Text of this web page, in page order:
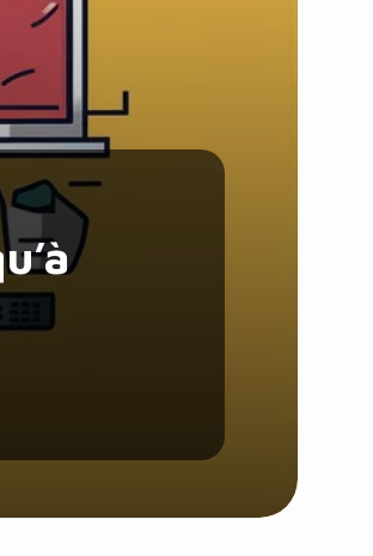
Tech & Développement
Voyage